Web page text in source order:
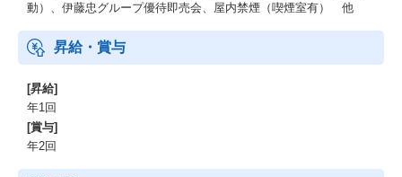
動）、伊藤忠グループ優待即売会、屋内禁煙（喫煙室有） 他
昇給・賞与
[昇給]
年1回
[賞与]
年2回